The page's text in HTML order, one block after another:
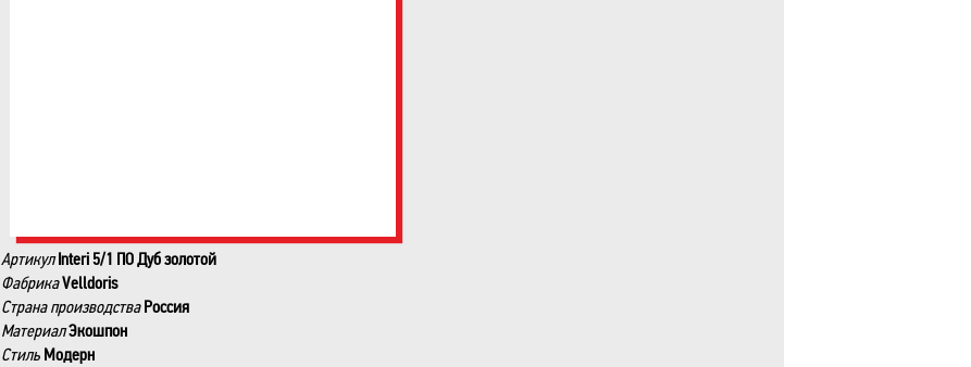
Артикул Interi 5/1 ПО Дуб золотой
ФабрикаVelldoris
Страна производства Россия
МатериалЭкошпон
Стиль Модерн